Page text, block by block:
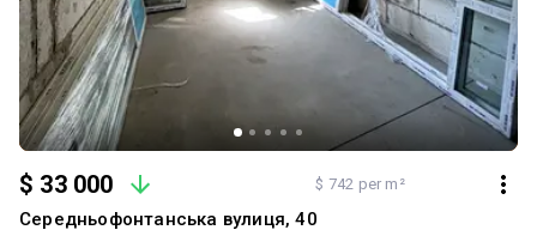
$ 33 000 $ 742 per m²
Середньофонтанська вулиця, 40